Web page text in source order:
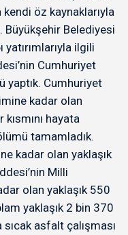
kendi öz kaynaklarıyla
Büyükşehir Belediyesi
yatırımlarıyla ilgili
Cumhuriyet
yaptık. Cumhuriyet
kadar olan
hayata
tamamladık.
kadar olan yaklaşık
Milli
olan yaklaşık 550
yaklaşık 2 bin 370
asfalt çalışması